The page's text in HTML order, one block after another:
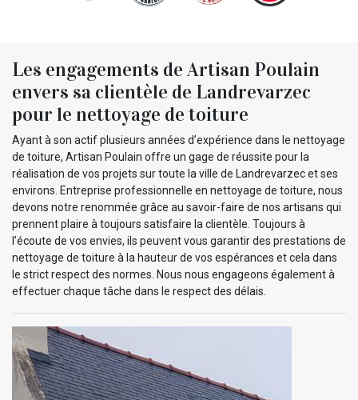
Les engagements de Artisan Poulain
envers sa clientèle de Landrevarzec
pour le nettoyage de toiture
Ayant à son actif plusieurs années d’expérience dans le nettoyage
de toiture, Artisan Poulain offre un gage de réussite pour la
réalisation de vos projets sur toute la ville de Landrevarzec et ses
environs. Entreprise professionnelle en nettoyage de toiture, nous
devons notre renommée grâce au savoir-faire de nos artisans qui
prennent plaire à toujours satisfaire la clientèle. Toujours à
l’écoute de vos envies, ils peuvent vous garantir des prestations de
nettoyage de toiture à la hauteur de vos espérances et cela dans
le strict respect des normes. Nous nous engageons également à
effectuer chaque tâche dans le respect des délais.